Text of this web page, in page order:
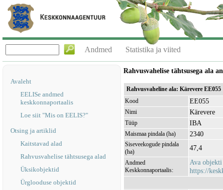
Andmed Statistika ja viited
Avaleht
EELISe andmed
keskkonnaportaalis
Loe siit "Mis on EELIS?"
Otsing ja artiklid
Kaitstavad alad
Rahvusvahelise tähtsusega alad
Üksikobjektid
Ürglooduse objektid
Rahvusvahelise tähtsusega ala
Rahvusvaheline ala: Kärevere EE055
Kood
EE055
Nimi Kärevere
Tüüp IBA
Maismaa pindala (ha) 2340
Siseveekogude pindala
(ha)
47,4
Andmed
Keskkonnaportaalis:
Ava objekti
https://